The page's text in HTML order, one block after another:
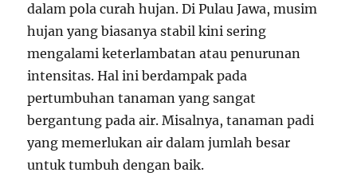
dalam pola curah hujan. Di Pulau Jawa, musim
hujan yang biasanya stabil kini sering
mengalami keterlambatan atau penurunan
intensitas. Hal ini berdampak pada
pertumbuhan tanaman yang sangat
bergantung pada air. Misalnya, tanaman padi
yang memerlukan air dalam jumlah besar
untuk tumbuh dengan baik.